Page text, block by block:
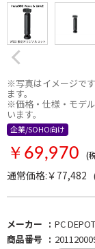
※写真はイメージで
ます。
※価格・仕様・モデ
います。
企業/SOHO向け
￥69,970 (
通常価格:￥77,482
メーカー PC
商品番号